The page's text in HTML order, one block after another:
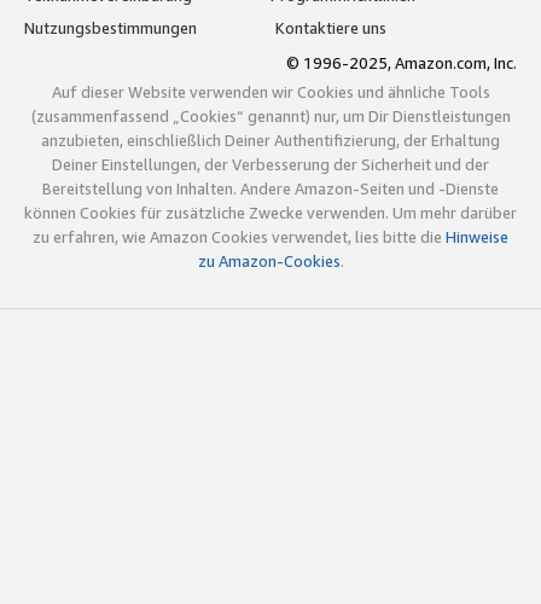
Nutzungsbestimmungen
Kontaktiere uns
© 1996-2025, Amazon.com, Inc.
Auf dieser Website verwenden wir Cookies und ähnliche Tools
(zusammenfassend „Cookies“ genannt) nur, um Dir Dienstleistungen
anzubieten, einschließlich Deiner Authentifizierung, der Erhaltung
Deiner Einstellungen, der Verbesserung der Sicherheit und der
Bereitstellung von Inhalten. Andere Amazon-Seiten und -Dienste
können Cookies für zusätzliche Zwecke verwenden. Um mehr darüber
zu erfahren, wie Amazon Cookies verwendet, lies bitte die Hinweise
zu Amazon-Cookies.